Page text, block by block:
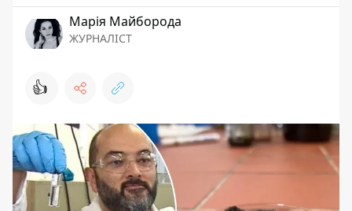
Марія Майборода
ЖУРНАЛІСТ
👍